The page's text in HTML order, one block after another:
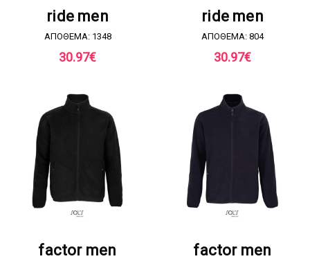
ride men
ΑΠΟΘΕΜΑ: 1348
30.97€
ride men
ΑΠΟΘΕΜΑ: 804
30.97€
factor men factor men